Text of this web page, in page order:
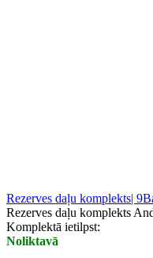
Rezerves daļu komplekts|
Rezerves daļu komplekts
Komplektā ietilpst:
Noliktavā